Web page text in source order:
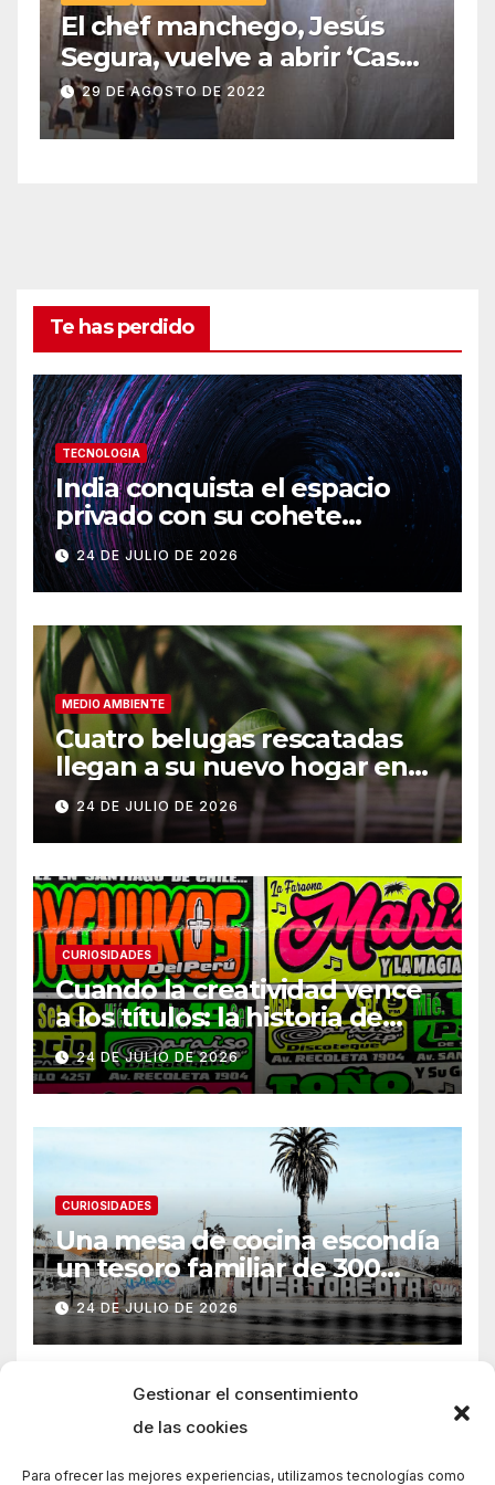
Gestionar el consentimiento
de las cookies
Para ofrecer las mejores experiencias, utilizamos tecnologías como
El chef manchego, Jesús
Segura, vuelve a abrir ‘Casas
Colgadas’, el restaurante
icónico de Cuenca
29 DE AGOSTO DE 2022
Te has perdido
TECNOLOGIA
India conquista el espacio
privado con su cohete
Vikram-1
24 DE JULIO DE 2026
MEDIO AMBIENTE
Cuatro belugas rescatadas
llegan a su nuevo hogar en
Chicago
24 DE JULIO DE 2026
CURIOSIDADES
Cuando la creatividad vence
a los títulos: la historia de
Armani
24 DE JULIO DE 2026
CURIOSIDADES
Una mesa de cocina escondía
un tesoro familiar de 300
años
24 DE JULIO DE 2026